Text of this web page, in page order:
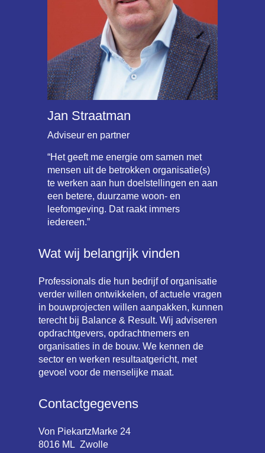
Jan Straatman
Adviseur en partner
“Het geeft me energie om samen met
mensen uit de betrokken organisatie(s)
te werken aan hun doelstellingen en aan
een betere, duurzame woon- en
leefomgeving. Dat raakt immers
iedereen.”
Wat wij belangrijk vinden
Professionals die hun bedrijf of organisatie
verder willen ontwikkelen, of actuele vragen
in bouwprojecten willen aanpakken, kunnen
terecht bij Balance & Result. Wij adviseren
opdrachtgevers, opdrachtnemers en
organisaties in de bouw. We kennen de
sector en werken resultaatgericht, met
gevoel voor de menselijke maat.
Contactgegevens
Von PiekartzMarke 24
8016 ML Zwolle